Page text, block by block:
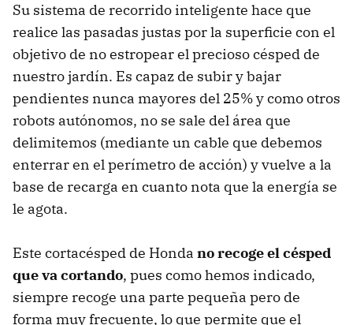
Su sistema de recorrido inteligente hace que
realice las pasadas justas por la superficie con el
objetivo de no estropear el precioso césped de
nuestro jardín. Es capaz de subir y bajar
pendientes nunca mayores del 25% y como otros
robots autónomos, no se sale del área que
delimitemos (mediante un cable que debemos
enterrar en el perímetro de acción) y vuelve a la
base de recarga en cuanto nota que la energía se
le agota.
Este cortacésped de Honda no recoge el césped
que va cortando, pues como hemos indicado,
siempre recoge una parte pequeña pero de
forma muy frecuente, lo que permite que el